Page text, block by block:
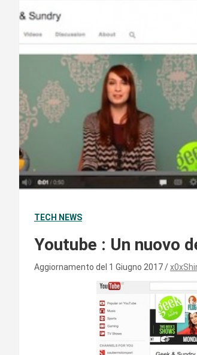
TECH NEWS
Youtube : Un nuovo
Aggiornamento del 1 Giugno 2017